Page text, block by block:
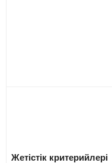
Жетістік критерийлері